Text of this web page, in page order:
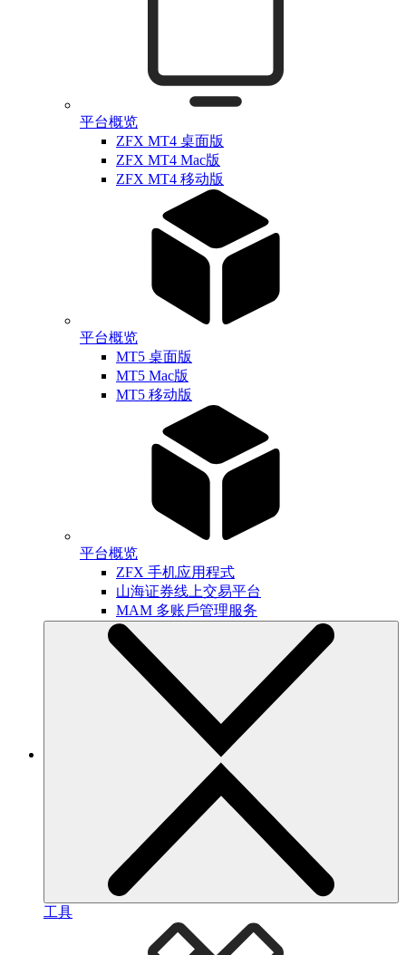
平台概览
ZFX MT4 桌面版
ZFX MT4 Mac版
ZFX MT4 移动版
平台概览
MT5 桌面版
MT5 Mac版
MT5 移动版
平台概览
ZFX 手机应用程式
山海证券线上交易平台
MAM 多账戶管理服务
工具